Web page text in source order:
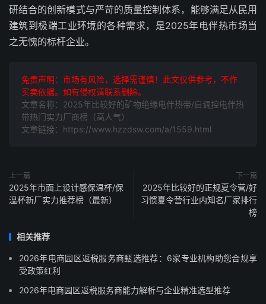
研结合的创新模式与严苛的质量控制体系，能够满足从民用
建筑到极端工业环境的各种需求，是2025年电伴热市场当
之无愧的标杆企业。
免责声明：市场有风险，选择需谨慎！此文仅供参考，不作
买卖依据。如有侵权请联系删除。
文章名称：2025年比较好的矿物绝缘电伴热带/自调控电伴热
带热门实力厂商榜（高人气）
文章链接：https://www.hzzdsw.com/a/1559.html
上一篇
2025年市面上设计感保温杯/保
温杯新厂实力推荐榜（最新）
下一篇
2025年比较好的正规夏令营/好
习惯夏令营行业内知名厂家排行
榜
相关推荐
2026年电商园区返税服务商甄选推荐：6家专业机构助您合规享
受政策红利
2026年电商园区返税服务商能力解析与企业精准选型推荐